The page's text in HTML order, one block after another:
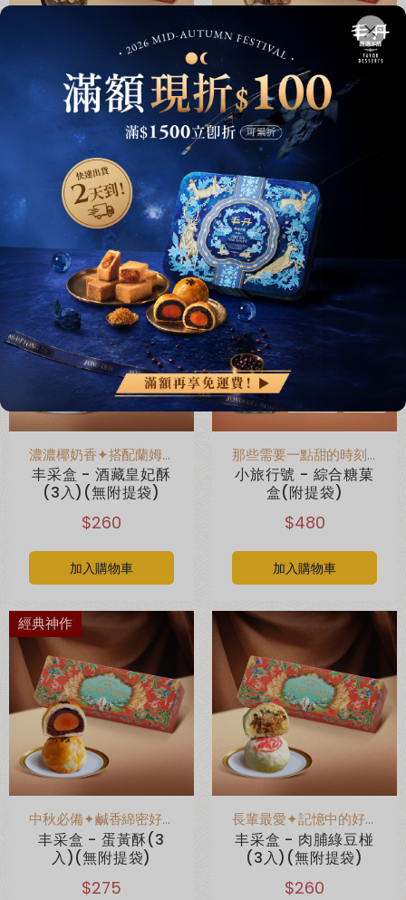
回購第一✦入口滿滿的茶香
丰采盒 - 松子茶酥(3
入)(無附提袋)
$275
加入購物車
丰采盒 - 幸福Q餅(3
入)(無附提袋)
$275
加入購物車
濃濃椰奶香✦搭配蘭姆酒浸泡果乾
丰采盒 - 酒藏皇妃酥
(3入)(無附提袋)
$260
加入購物車
全新推出!!!
那些需要一點甜的時刻✦就是這盒
小旅行號 - 綜合糖菓
盒(附提袋)
$480
加入購物車
經典神作
中秋必備✦鹹香綿密好滋味
丰采盒 - 蛋黃酥(3
入)(無附提袋)
$275
長輩最愛✦記憶中的好味道
丰采盒 - 肉脯綠豆椪
(3入)(無附提袋)
$260